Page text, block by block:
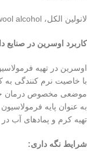
لانولین الکل، wool alcohol
کاربرد اوسرین در صنایع
اوسرین در تهیه
با خاصیت نرم کنندگی به
موضعی مخصوص درمان
تهیه کرم و پمادهای آب
شرایط نگه داری: